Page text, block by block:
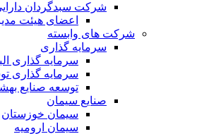
شرکت سبدگردان
اعضای هیئت
شرکت های وابسته
سرمایه گذاری
سرمایه گذاری
سرمایه گذاری
توسعه‌ صنایع‌
صنایع سیمان
سیمان خوزستان
سیمان ارومیه